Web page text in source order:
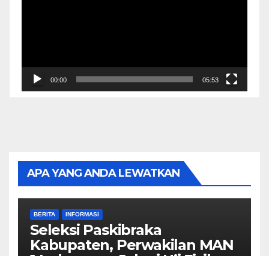
00:00 05:53
APA YANG ANDA LEWATKAN
BERITA INFORMASI
Seleksi Paskibraka
Kabupaten, Perwakilan MAN